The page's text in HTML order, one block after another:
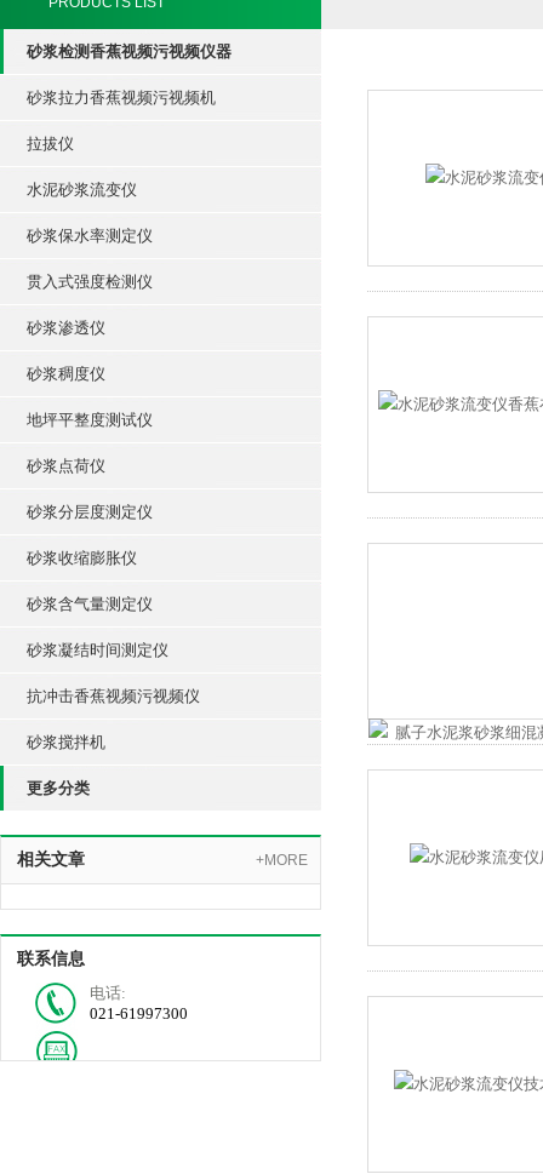
砂浆检测香蕉视频污视频仪器
砂浆拉力香蕉视频污视频机
拉拔仪
水泥砂浆流变仪
砂浆保水率测定仪
贯入式强度检测仪
砂浆渗透仪
砂浆稠度仪
地坪平整度测试仪
砂浆点荷仪
砂浆分层度测定仪
砂浆收缩膨胀仪
砂浆含气量测定仪
砂浆凝结时间测定仪
抗冲击香蕉视频污视频仪
砂浆搅拌机
更多分类
相关文章 +MORE
联系信息
电话:
021-61997300